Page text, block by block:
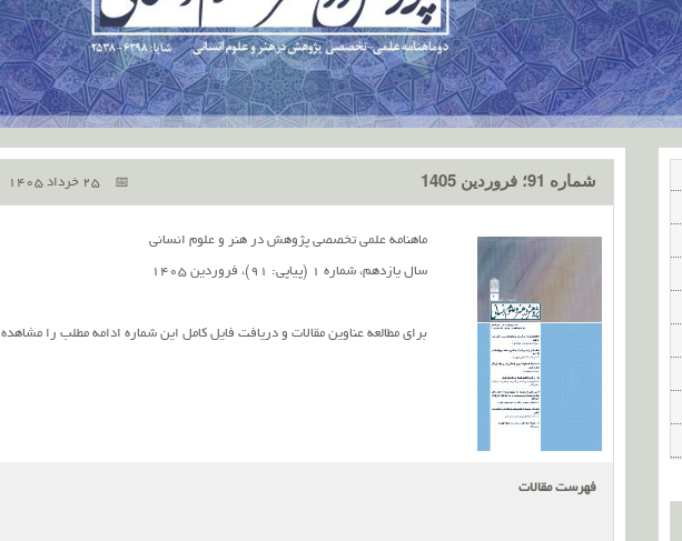
شماره 91؛ فروردین 1405 25 خرداد 1405
ماهنامه علمی تخصصی پژوهش در هنر و علوم انسانی
سال یازدهم، شماره 1 (پیاپی: 91)، فروردین 1405
برای مطالعه عناوین مقالات و دریافت فایل کامل این شماره ادامه مطلب را مشاهده
فهرست مقالات